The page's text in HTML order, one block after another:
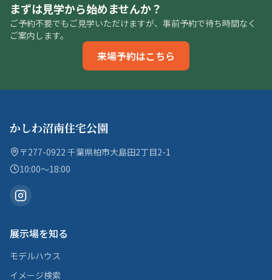
まずは見学から始めませんか？
ご予約不要でもご見学いただけますが、事前予約で待ち時間なく
ご案内します。
来場予約はこちら
かしわ沼南住宅公園
〒277-0922 千葉県柏市大島田2丁目2-1
10:00〜18:00
展示場を知る
モデルハウス
イメージ検索